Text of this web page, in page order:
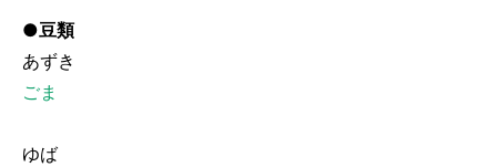
●豆類
あずき
ごま
ゆば